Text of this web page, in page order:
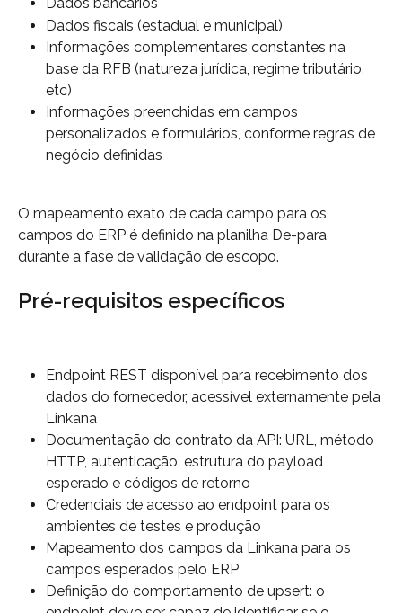
Dados bancários
Dados fiscais (estadual e municipal)
Informações complementares constantes na
base da RFB (natureza jurídica, regime tributário,
etc)
Informações preenchidas em campos
personalizados e formulários, conforme regras de
negócio definidas
O mapeamento exato de cada campo para os
campos do ERP é definido na planilha De-para
durante a fase de validação de escopo.
Pré-requisitos específicos
Endpoint REST disponível para recebimento dos
dados do fornecedor, acessível externamente pela
Linkana
Documentação do contrato da API: URL, método
HTTP, autenticação, estrutura do payload
esperado e códigos de retorno
Credenciais de acesso ao endpoint para os
ambientes de testes e produção
Mapeamento dos campos da Linkana para os
campos esperados pelo ERP
Definição do comportamento de upsert: o